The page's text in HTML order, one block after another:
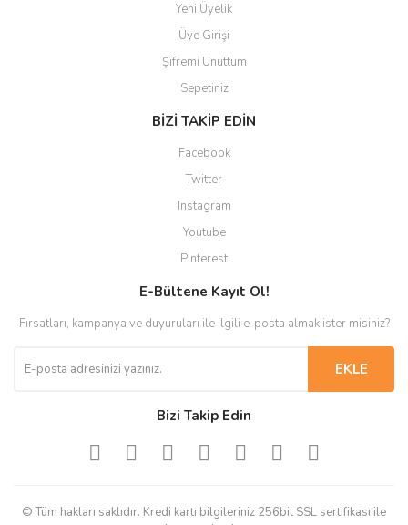
Yeni Üyelik
Üye Girişi
Şifremi Unuttum
Sepetiniz
BİZİ TAKİP EDİN
Facebook
Twitter
Instagram
Youtube
Pinterest
E-Bültene Kayıt Ol!
Fırsatları, kampanya ve duyuruları ile ilgili e-posta almak ister misiniz?
EKLE
Bizi Takip Edin
© Tüm hakları saklıdır. Kredi kartı bilgileriniz 256bit SSL sertifikası ile